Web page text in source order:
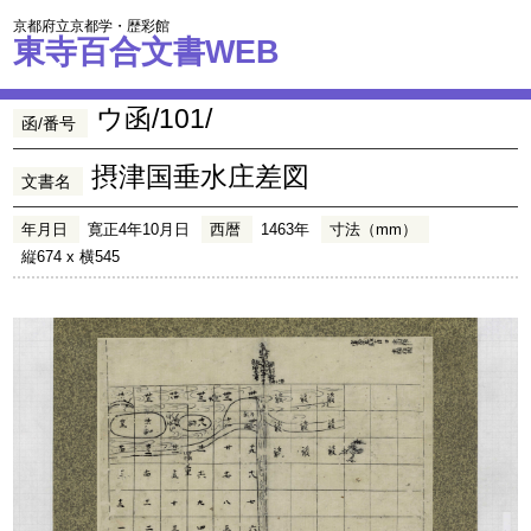
京都府立京都学・歴彩館
東寺百合文書WEB
函/番号 ウ函/101/
文書名 摂津国垂水庄差図
年月日 寛正4年10月日 西暦 1463年
寸法（mm）
縦674 x 横545